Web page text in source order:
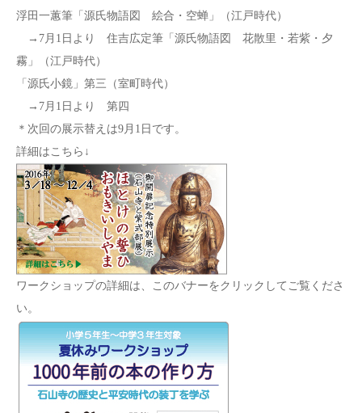
浮田一蕙筆「源氏物語図 絵合・空蝉」（江戸時代）
→7月1日より 住吉広定筆「源氏物語図 花散里・若紫・夕
霧」（江戸時代）
「源氏小鏡」第三（室町時代）
→7月1日より 第四
＊次回の展示替えは9月1日です。
詳細はこちら↓
ワークショップの詳細は、このバナーをクリックしてご覧くださ
い。